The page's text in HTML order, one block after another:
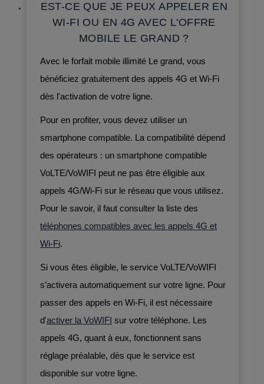
EST-CE QUE JE PEUX APPELER EN
WI-FI OU EN 4G AVEC L'OFFRE
MOBILE LE GRAND ?
Avec le forfait mobile illimité Le grand, vous
bénéficiez gratuitement des appels 4G et Wi-Fi
dès l'activation de votre ligne.
Pour en profiter, vous devez utiliser un
smartphone compatible. La compatibilité dépend
des opérateurs : un smartphone compatible
VoLTE/VoWIFI peut ne pas être éligible aux
appels 4G/Wi-Fi sur le réseau que vous utilisez.
Pour le savoir, il faut consulter la liste des
téléphones compatibles avec les appels 4G et
Wi-Fi.
Si vous êtes éligible, le service VoLTE/VoWIFI
s’activera automatiquement sur votre ligne. Pour
passer des appels en Wi-Fi, il est nécessaire
d'activer la VoWIFI sur votre téléphone. Les
appels 4G, quant à eux, fonctionnent sans
réglage préalable, dès que le service est
disponible sur votre ligne.